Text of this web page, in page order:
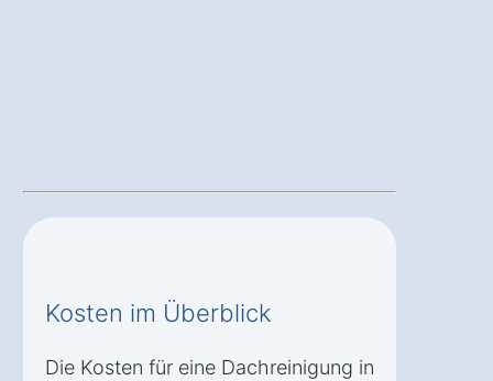
Kosten im Überblick
Die Kosten für eine Dachreinigung in